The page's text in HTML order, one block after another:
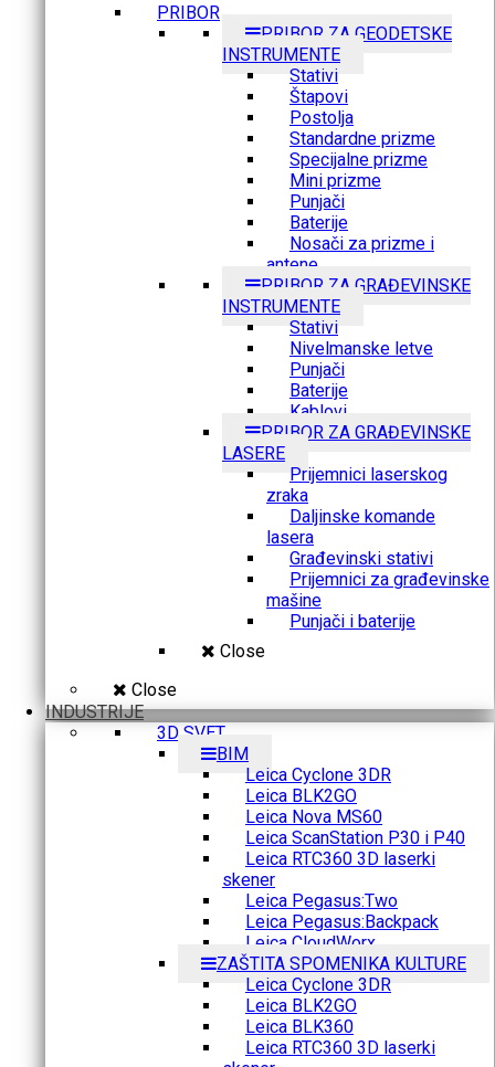
PRIBOR
PRIBOR ZA GEODETSKE
INSTRUMENTE
Stativi
Štapovi
Postolja
Standardne prizme
Specijalne prizme
Mini prizme
Punjači
Baterije
Nosači za prizme i
antene
PRIBOR ZA GRAĐEVINSKE
INSTRUMENTE
Stativi
Nivelmanske letve
Punjači
Baterije
Kablovi
PRIBOR ZA GRAĐEVINSKE
LASERE
Prijemnici laserskog
zraka
Daljinske komande
lasera
Građevinski stativi
Prijemnici za građevinske
mašine
Punjači i baterije
Close
Close
INDUSTRIJE
3D SVET
BIM
Leica Cyclone 3DR
Leica BLK2GO
Leica Nova MS60
Leica ScanStation P30 i P40
Leica RTC360 3D laserki
skener
Leica Pegasus:Two
Leica Pegasus:Backpack
Leica CloudWorx
ZAŠTITA SPOMENIKA KULTURE
Leica Cyclone 3DR
Leica BLK2GO
Leica BLK360
Leica RTC360 3D laserki